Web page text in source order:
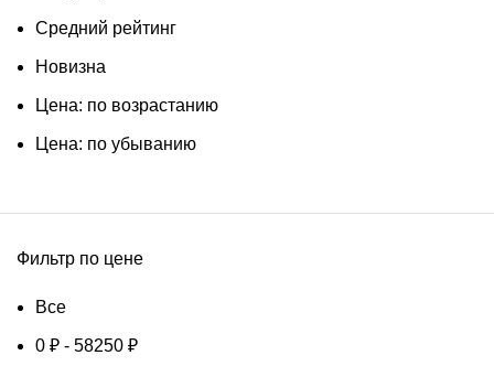
Средний рейтинг
Новизна
Цена: по возрастанию
Цена: по убыванию
Фильтр по цене
Все
0 ₽ - 58250 ₽